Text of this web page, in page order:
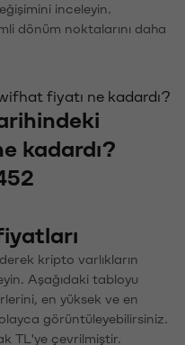
inceleyin.
dönüm noktalarını daha
fiyatı ne kadardı?
kadardı?
kripto varlıkların
Aşağıdaki tabloyu
en yüksek ve en
görüntüleyebilirsiniz.
TL'ye çevrilmiştir.